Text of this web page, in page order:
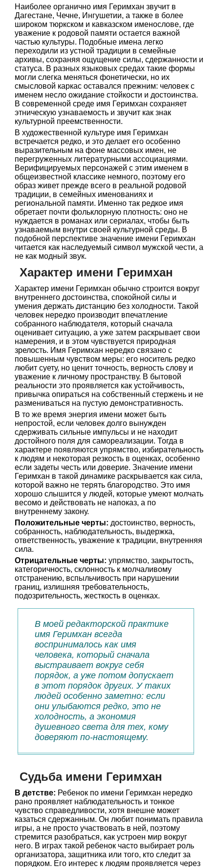
Наиболее органично имя Геримхан звучит в
Дагестане, Чечне, Ингушетии, а также в более
широком тюркском и кавказском именослове, где
уважение к родовой памяти остается важной
частью культуры. Подобные имена легко
переходили из устной традиции в семейные
архивы, сохраняя ощущение силы, сдержанности и
статуса. В разных языковых средах такие формы
могли слегка меняться фонетически, но их
смысловой каркас оставался прежним: человек с
именем несло ожидание стойкости и достоинства.
В современной среде имя Геримхан сохраняет
этническую узнаваемость и звучит как знак
культурной преемственности.
В художественной культуре имя Геримхан
встречается редко, и это делает его особенно
выразительным на фоне массовых имен, не
перегруженных литературными ассоциациями.
Верифицируемых персонажей с этим именем в
общеизвестной классике немного, поэтому его
образ живет прежде всего в реальной родовой
традиции, в семейных именованиях и
региональной памяти. Именно так редкое имя
обретает почти фольклорную плотность: оно не
нуждается в романах или сериалах, чтобы быть
узнаваемым внутри своей культурной среды. В
подобной перспективе значение имени Геримхан
читается как наследуемый символ мужской чести, а
не как модный звук.
Характер имени Геримхан
Характер имени Геримхан обычно строится вокруг
внутреннего достоинства, спокойной силы и
умения держать дистанцию без холодности. Такой
человек нередко производит впечатление
собранного наблюдателя, который сначала
оценивает ситуацию, а уже затем раскрывает свои
намерения, и в этом чувствуется природная
зрелость. Имя Геримхан нередко связано с
повышенным чувством меры: его носитель редко
любит суету, но ценит точность, верность слову и
уважение к личному пространству. В бытовой
реальности это проявляется как устойчивость,
привычка опираться на собственный стержень и не
размениваться на пустую демонстративность.
В то же время энергия имени может быть
непростой, если человек долго вынужден
сдерживать сильные импульсы и не находит
достойного поля для самореализации. Тогда в
характере появляются упрямство, избирательность
к людям и некоторая резкость в оценках, особенно
если задеты честь или доверие. Значение имени
Геримхан в такой динамике раскрывается как сила,
которой важно не терять благородство. Это имя
хорошо слышится у людей, которые умеют молчать
весомо и действовать не напоказ, а по
внутреннему закону.
Положительные черты: достоинство, верность,
собранность, наблюдательность, выдержка,
ответственность, уважение к традиции, внутренняя
сила.
Отрицательные черты: упрямство, закрытость,
категоричность, склонность к молчаливому
отстранению, вспыльчивость при нарушении
границ, излишняя требовательность,
подозрительность, жесткость в оценках.
В моей редакторской практике
имя Геримхан всегда
воспринималось как имя
человека, который сначала
выстраивает вокруг себя
порядок, а уже потом допускает
в этот порядок других. У таких
людей особенно заметно: если
они улыбаются редко, это не
холодность, а экономия
душевного света для тех, кому
доверяют по-настоящему.
Судьба имени Геримхан
В детстве: Ребенок по имени Геримхан нередко
рано проявляет наблюдательность и тонкое
чувство справедливости, хотя внешне может
казаться сдержанным. Он любит понимать правила
игры, а не просто участвовать в ней, поэтому
стремится разобраться, как устроен мир вокруг
него. В играх такой ребенок часто выбирает роль
организатора, защитника или того, кто следит за
порядком. Его интерес к людям проявляется через